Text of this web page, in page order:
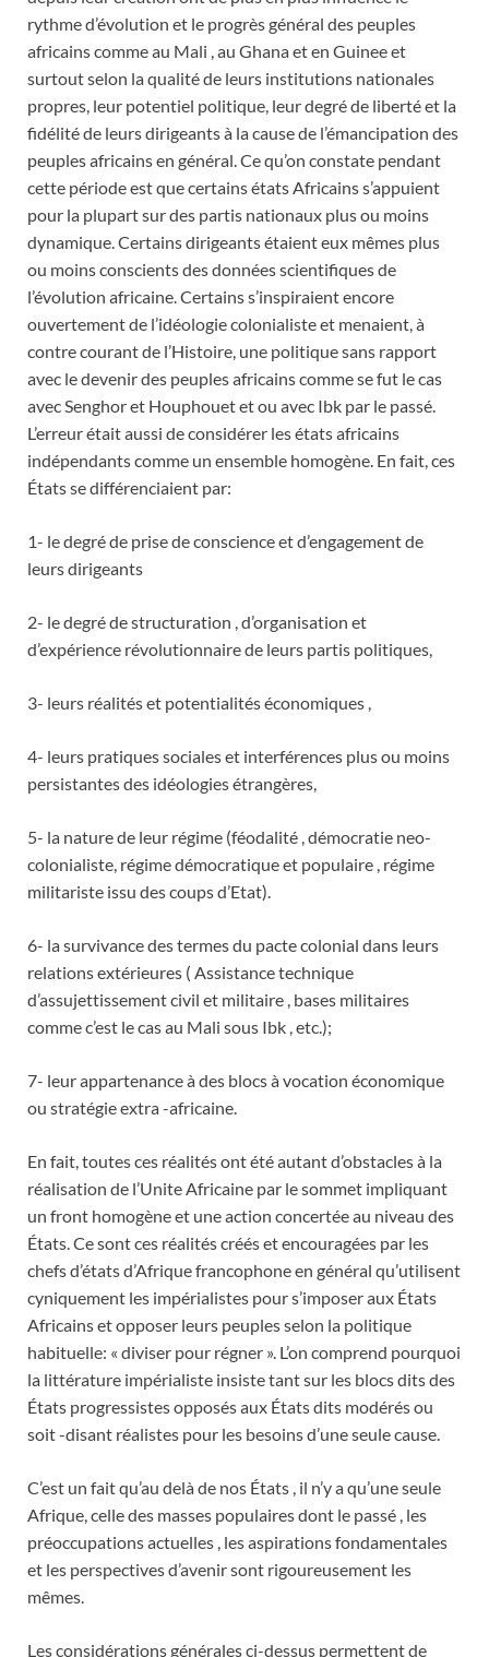
rythme d’évolution et le progrès général des peuples
africains comme au Mali , au Ghana et en Guinee et
surtout selon la qualité de leurs institutions nationales
propres, leur potentiel politique, leur degré de liberté et la
fidélité de leurs dirigeants à la cause de l’émancipation des
peuples africains en général. Ce qu’on constate pendant
cette période est que certains états Africains s’appuient
pour la plupart sur des partis nationaux plus ou moins
dynamique. Certains dirigeants étaient eux mêmes plus
ou moins conscients des données scientifiques de
l’évolution africaine. Certains s’inspiraient encore
ouvertement de l’idéologie colonialiste et menaient, à
contre courant de l’Histoire, une politique sans rapport
avec le devenir des peuples africains comme se fut le cas
avec Senghor et Houphouet et ou avec Ibk par le passé.
L’erreur était aussi de considérer les états africains
indépendants comme un ensemble homogène. En fait, ces
États se différenciaient par:
1- le degré de prise de conscience et d’engagement de
leurs dirigeants
2- le degré de structuration , d’organisation et
d’expérience révolutionnaire de leurs partis politiques,
3- leurs réalités et potentialités économiques ,
4- leurs pratiques sociales et interférences plus ou moins
persistantes des idéologies étrangères,
5- la nature de leur régime (féodalité , démocratie neo-
colonialiste, régime démocratique et populaire , régime
militariste issu des coups d’Etat).
6- la survivance des termes du pacte colonial dans leurs
relations extérieures ( Assistance technique
d’assujettissement civil et militaire , bases militaires
comme c’est le cas au Mali sous Ibk , etc.);
7- leur appartenance à des blocs à vocation économique
ou stratégie extra -africaine.
En fait, toutes ces réalités ont été autant d’obstacles à la
réalisation de l’Unite Africaine par le sommet impliquant
un front homogène et une action concertée au niveau des
États. Ce sont ces réalités créés et encouragées par les
chefs d’états d’Afrique francophone en général qu’utilisent
cyniquement les impérialistes pour s’imposer aux États
Africains et opposer leurs peuples selon la politique
habituelle: « diviser pour régner ». L’on comprend pourquoi
la littérature impérialiste insiste tant sur les blocs dits des
États progressistes opposés aux États dits modérés ou
soit -disant réalistes pour les besoins d’une seule cause.
C’est un fait qu’au delà de nos États , il n’y a qu’une seule
Afrique, celle des masses populaires dont le passé , les
préoccupations actuelles , les aspirations fondamentales
et les perspectives d’avenir sont rigoureusement les
mêmes.
Les considérations générales ci-dessus permettent de